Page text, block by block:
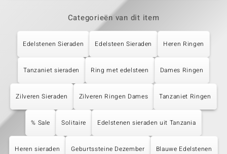
Categorieën van dit item
Edelstenen Sieraden Edelsteen Sieraden Heren Ringen
Tanzaniet sieraden Ring met edelsteen Dames Ringen
Zilveren Sieraden Zilveren Ringen Dames Tanzaniet Ringen
% Sale Solitaire Edelstenen sieraden uit Tanzania
Heren sieraden Geburtssteine Dezember Blauwe Edelstenen